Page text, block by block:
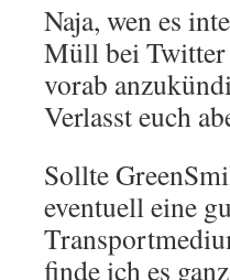
Naja, wen es
Müll bei Twitter
vorab
Verlasst euch
Sollte
eventuell eine
finde ich es